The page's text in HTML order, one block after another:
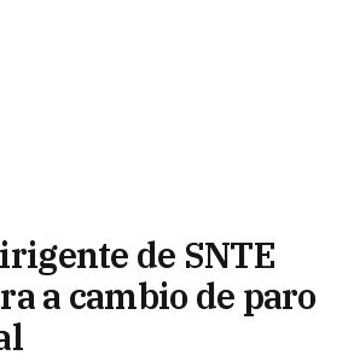
de SNTE
a cambio de paro